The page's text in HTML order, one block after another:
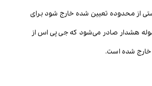
از محدوده تعیین شده خارج شود برای
هشدار صادر می‌شود که جی پی اس از
شده است.